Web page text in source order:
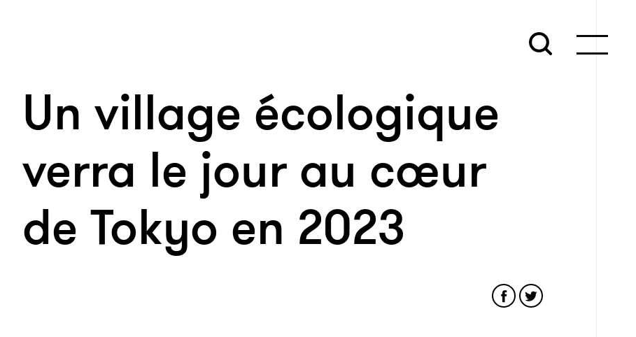
Un village écologique
verra le jour au cœur
de Tokyo en 2023